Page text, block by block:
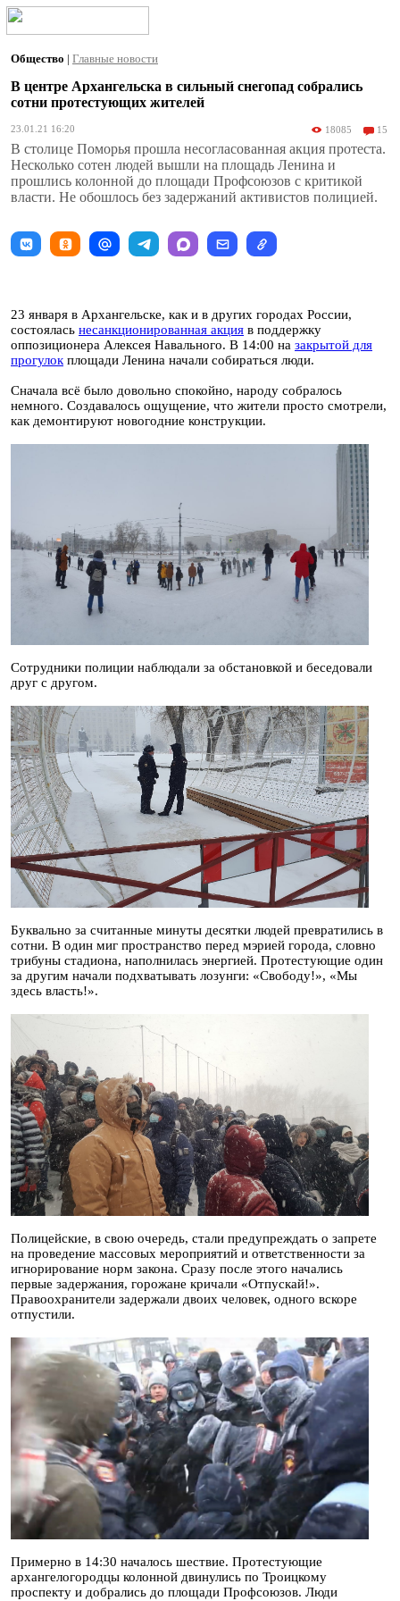
Общество | Главные новости
В центре Архангельска в сильный снегопад собрались
сотни протестующих жителей
23.01.21 16:20 18085 15
В столице Поморья прошла несогласованная акция протеста.
Несколько сотен людей вышли на площадь Ленина и
прошлись колонной до площади Профсоюзов с критикой
власти. Не обошлось без задержаний активистов полицией.
23 января в Архангельске, как и в других городах России,
состоялась несанкционированная акция в поддержку
оппозиционера Алексея Навального. В 14:00 на закрытой для
прогулок площади Ленина начали собираться люди.
Сначала всё было довольно спокойно, народу собралось
немного. Создавалось ощущение, что жители просто смотрели,
как демонтируют новогодние конструкции.
Сотрудники полиции наблюдали за обстановкой и беседовали
друг с другом.
Буквально за считанные минуты десятки людей превратились в
сотни. В один миг пространство перед мэрией города, словно
трибуны стадиона, наполнилась энергией. Протестующие один
за другим начали подхватывать лозунги: «Свободу!», «Мы
здесь власть!».
Полицейские, в свою очередь, стали предупреждать о запрете
на проведение массовых мероприятий и ответственности за
игнорирование норм закона. Сразу после этого начались
первые задержания, горожане кричали «Отпускай!».
Правоохранители задержали двоих человек, одного вскоре
отпустили.
Примерно в 14:30 началось шествие. Протестующие
архангелогородцы колонной двинулись по Троицкому
проспекту и добрались до площади Профсоюзов. Люди